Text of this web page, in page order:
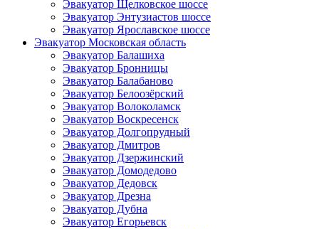
Эвакуатор Щелковское шоссе
Эвакуатор Энтузиастов шоссе
Эвакуатор Ярославское шоссе
Эвакуатор Московская область
Эвакуатор Балашиха
Эвакуатор Бронницы
Эвакуатор Балабаново
Эвакуатор Белоозёрский
Эвакуатор Волоколамск
Эвакуатор Воскресенск
Эвакуатор Долгопрудный
Эвакуатор Дмитров
Эвакуатор Дзержинский
Эвакуатор Домодедово
Эвакуатор Дедовск
Эвакуатор Дрезна
Эвакуатор Дубна
Эвакуатор Егорьевск